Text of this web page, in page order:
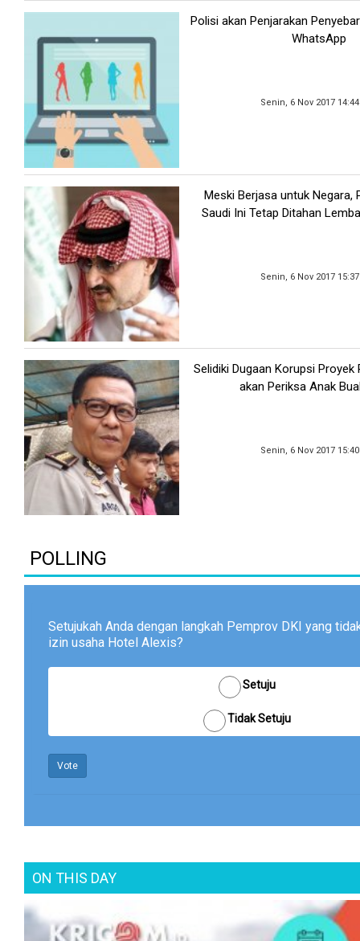
Polisi akan Penjarakan
WhatsApp
Senin, 6 Nov 2017
Meski Berjasa untuk Negara,
Saudi Ini Tetap Ditahan
Senin, 6 Nov 2017
Selidiki Dugaan Korupsi Proyek
akan Periksa Anak
Senin, 6 Nov 2017
POLLING
Setujukah Anda dengan langkah Pemprov DKI yang
izin usaha Hotel Alexis?
Setuju
Tidak Setuju
Vote
ON THIS DAY